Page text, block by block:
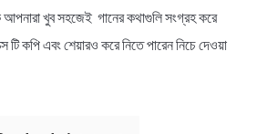
আপনারা খুব সহজেই গানের কথাগুলি সংগ্রহ করে
টি কপি এবং শেয়ারও করে নিতে পারেন নিচে দেওয়া